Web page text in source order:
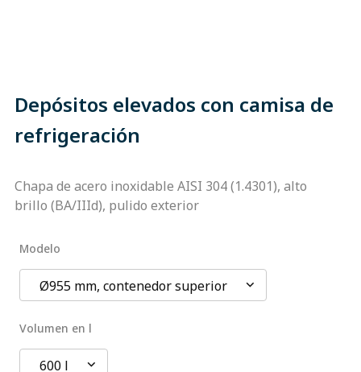
Depósitos elevados con camisa de
refrigeración
Chapa de acero inoxidable AISI 304 (1.4301), alto
brillo (BA/IIId), pulido exterior
Modelo
Ø955 mm, contenedor superior
Volumen en l
600 l